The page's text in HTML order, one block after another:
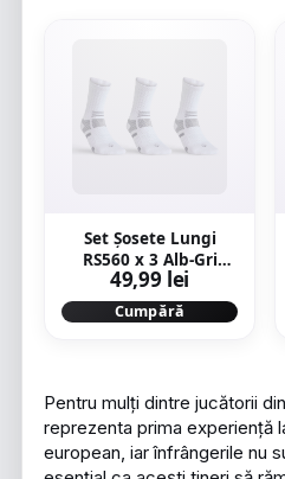
Set Şosete Lungi
RS560 x 3 Alb-Gri
Adulţi
49,99 lei
Cumpără
Pentru mulți dintre jucătorii
reprezenta prima experiență
european, iar înfrângerile nu